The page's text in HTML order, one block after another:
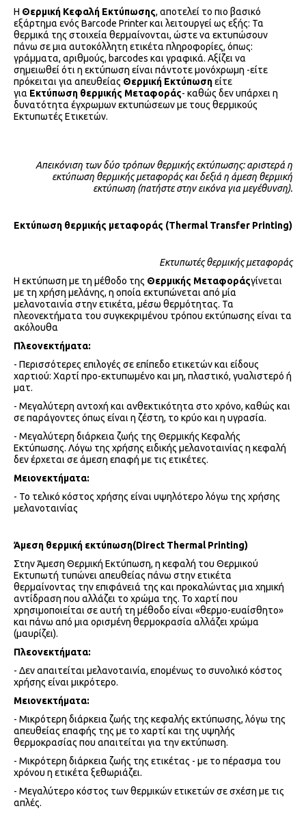
Η Θερμική Κεφαλή Εκτύπωσης, αποτελεί το πιο βασικό
εξάρτημα ενός Barcode Printer και λειτουργεί ως εξής: Τα
θερμικά της στοιχεία θερμαίνονται, ώστε να εκτυπώσουν
πάνω σε μια αυτοκόλλητη ετικέτα πληροφορίες, όπως:
γράμματα, αριθμούς, barcodes και γραφικά. Αξίζει να
σημειωθεί ότι η εκτύπωση είναι πάντοτε μονόχρωμη -είτε
πρόκειται για απευθείας Θερμική Εκτύπωσηείτε
για Εκτύπωση θερμικής Μεταφοράς- καθώς δεν υπάρχει η
δυνατότητα έγχρωμων εκτυπώσεων με τους θερμικούς
Εκτυπωτές Ετικετών.
Απεικόνιση των δύο τρόπων θερμικής εκτύπωσης: αριστερά η
εκτύπωση θερμικής μεταφοράς και δεξιά η άμεση θερμική
εκτύπωση (πατήστε στην εικόνα για μεγέθυνση).
Εκτύπωση θερμικής μεταφοράς (Thermal Transfer Printing)
Εκτυπωτές θερμικής μεταφοράς
Η εκτύπωση με τη μέθοδο της Θερμικής Μεταφοράςγίνεται
με τη χρήση μελάνης, η οποία εκτυπώνεται από μία
μελανοταινία στην ετικέτα, μέσω θερμότητας. Τα
πλεονεκτήματα του συγκεκριμένου τρόπου εκτύπωσης είναι τα
ακόλουθα
Πλεονεκτήματα:
- Περισσότερες επιλογές σε επίπεδο ετικετών και είδους
χαρτιού: Χαρτί προ-εκτυπωμένο και μη, πλαστικό, γυαλιστερό ή
ματ.
- Μεγαλύτερη αντοχή και ανθεκτικότητα στο χρόνο, καθώς και
σε παράγοντες όπως είναι η ζέστη, το κρύο και η υγρασία.
- Μεγαλύτερη διάρκεια ζωής της Θερμικής Κεφαλής
Εκτύπωσης. Λόγω της χρήσης ειδικής μελανοταινίας η κεφαλή
δεν έρχεται σε άμεση επαφή με τις ετικέτες.
Μειονεκτήματα:
- Το τελικό κόστος χρήσης είναι υψηλότερο λόγω της χρήσης
μελανοταινίας
Άμεση θερμική εκτύπωση(Direct Thermal Printing)
Στην Άμεση Θερμική Εκτύπωση, η κεφαλή του Θερμικού
Εκτυπωτή τυπώνει απευθείας πάνω στην ετικέτα
θερμαίνοντας την επιφάνειά της και προκαλώντας μια χημική
αντίδραση που αλλάζει το χρώμα της. Το χαρτί που
χρησιμοποιείται σε αυτή τη μέθοδο είναι «θερμο-ευαίσθητο»
και πάνω από μια ορισμένη θερμοκρασία αλλάζει χρώμα
(μαυρίζει).
Πλεονεκτήματα:
- Δεν απαιτείται μελανοταινία, επομένως το συνολικό κόστος
χρήσης είναι μικρότερο.
Μειονεκτήματα:
- Μικρότερη διάρκεια ζωής της κεφαλής εκτύπωσης, λόγω της
απευθείας επαφής της με το χαρτί και της υψηλής
θερμοκρασίας που απαιτείται για την εκτύπωση.
- Μικρότερη διάρκεια ζωής της ετικέτας - με το πέρασμα του
χρόνου η ετικέτα ξεθωριάζει.
- Μεγαλύτερο κόστος των θερμικών ετικετών σε σχέση με τις
απλές.